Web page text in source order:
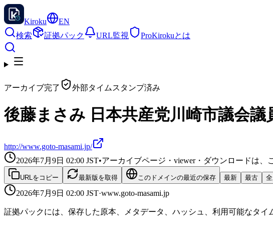
Kiroku
EN
検索
証拠パック URL監視 ProKirokuとは
アーカイブ完了 外部タイムスタンプ済み
後藤まさみ 日本共産党川崎市議会
http://www.goto-masami.jp/
2026年7月9日 02:00 JST•アーカイブページ・viewer・ダウンロードは、
URLをコピー 最新版を取得 このドメインの最近の保存 最新 最古
2026年7月9日 02:00 JST·www.goto-masami.jp
証拠パックには、保存した原本、メタデータ、ハッシュ、利用可能なタ